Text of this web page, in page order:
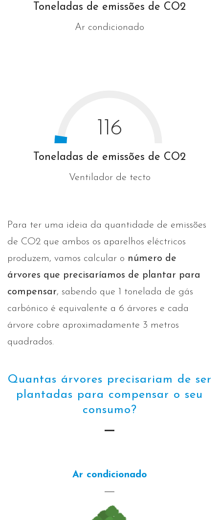
Toneladas de emissões de CO2
Ar condicionado
116
Toneladas de emissões de CO2
Ventilador de tecto
Para ter uma ideia da quantidade de emissões
de CO2 que ambos os aparelhos eléctricos
produzem, vamos calcular o número de
árvores que precisaríamos de plantar para
compensar, sabendo que 1 tonelada de gás
carbónico é equivalente a 6 árvores e cada
árvore cobre aproximadamente 3 metros
quadrados.
Quantas árvores precisariam de ser
plantadas para compensar o seu
consumo?
Ar condicionado